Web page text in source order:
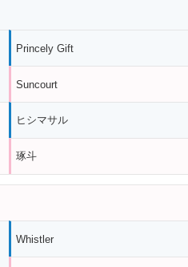
Princely Gift
Suncourt
ヒシマサル
琢斗
Whistler